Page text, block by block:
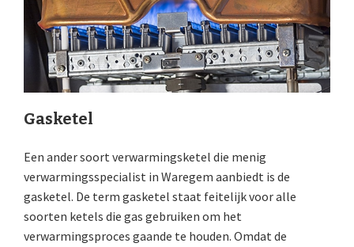
Gasketel
Een ander soort verwarmingsketel die menig
verwarmingsspecialist in Waregem aanbiedt is de
gasketel. De term gasketel staat feitelijk voor alle
soorten ketels die gas gebruiken om het
verwarmingsproces gaande te houden. Omdat de